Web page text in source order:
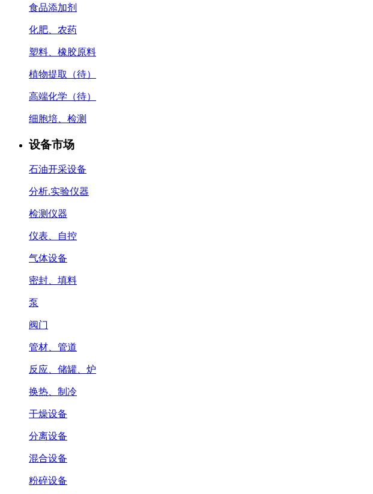
食品添加剂
化肥、农药
塑料、橡胶原料
植物提取（待）
高端化学（待）
细胞培、检测
设备市场
石油开采设备
分析.实验仪器
检测仪器
仪表、自控
气体设备
密封、填料
泵
阀门
管材、管道
反应、储罐、炉
换热、制冷
干燥设备
分离设备
混合设备
粉碎设备